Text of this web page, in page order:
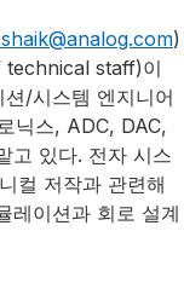
)
technical staff)이
/시스템 엔지니어
닉스, ADC, DAC,
고 있다. 전자 시스
컬 저작과 관련해
레이션과 회로 설계